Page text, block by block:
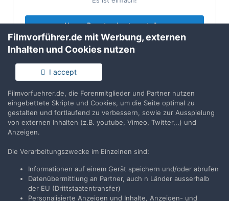
Neues Benutzerkonto erstellen
Du hast bereits ein Benutzerkonto? Melde Dich hier an.
Jetzt anmelden
Teilen Folgen
Zur Themenübersicht
Filmvorführer.de mit Werbung, externen
Inhalten und Cookies nutzen
I accept
Filmvorfuehrer.de, die Forenmitglieder und Partner nutzen
eingebettete Skripte und Cookies, um die Seite optimal zu
gestalten und fortlaufend zu verbessern, sowie zur Ausspielung
von externen Inhalten (z.B. youtube, Vimeo, Twitter,..) und
Anzeigen.
Die Verarbeitungszwecke im Einzelnen sind:
Informationen auf einem Gerät speichern und/oder abrufen
Datenübermittlung an Partner, auch n Länder ausserhalb
der EU (Drittstaatentransfer)
Personalisierte Anzeigen und Inhalte, Anzeigen- und